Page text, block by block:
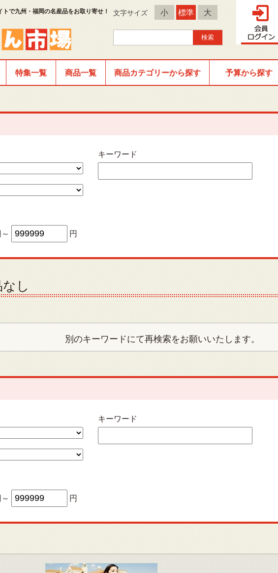
で九州・福岡の名産品をお取り寄せ！ 文字サイズ 小 標準 大
特集一覧 商品一覧 商品カテゴリーから探す 予算から探す
キーワード
円
し
別のキーワードにて再検索をお願いいたします。
キーワード
円